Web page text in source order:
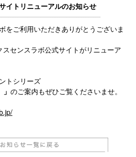
イトリニューアルのお知らせ
をご利用いただきありがとうございま
センスラボ公式サイトがリニューア
トシリーズ
のご案内もぜひご覧くださいませ。